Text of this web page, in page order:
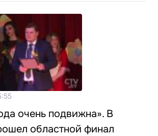
очень подвижна». В
областной финал